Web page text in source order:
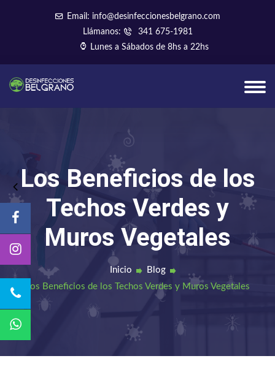
Email: info@desinfeccionesbelgrano.com
Llámanos:
341 675-1981
Lunes a Sábados de 8hs a 22hs
Los Beneficios de los
Techos Verdes y
Muros Vegetales
Inicio
Blog
Los Beneficios de los Techos Verdes y Muros Vegetales